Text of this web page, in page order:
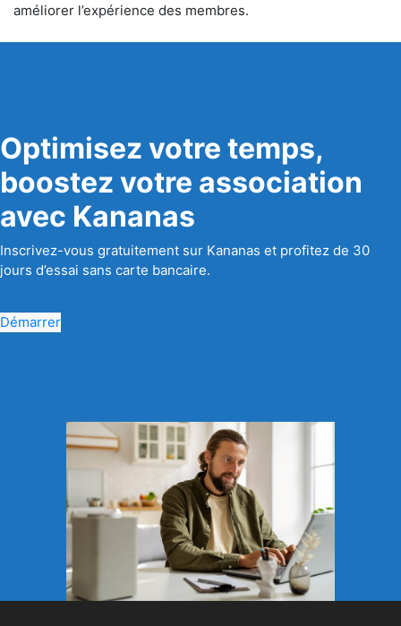
améliorer l’expérience des membres.
Optimisez votre temps,
boostez votre association
avec Kananas
Inscrivez-vous gratuitement sur Kananas et profitez de 30
jours d’essai sans carte bancaire.
Démarrer